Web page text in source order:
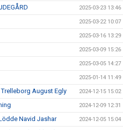
2025-03-23 13:46
2025-03-22 10:07
2025-03-16 13:29
2025-03-09 15:26
2025-03-05 14:27
2025-01-14 11:49
August Egly 2024-12-15 15:02
2024-12-09 12:31
Navid Jashar 2024-12-05 15:04